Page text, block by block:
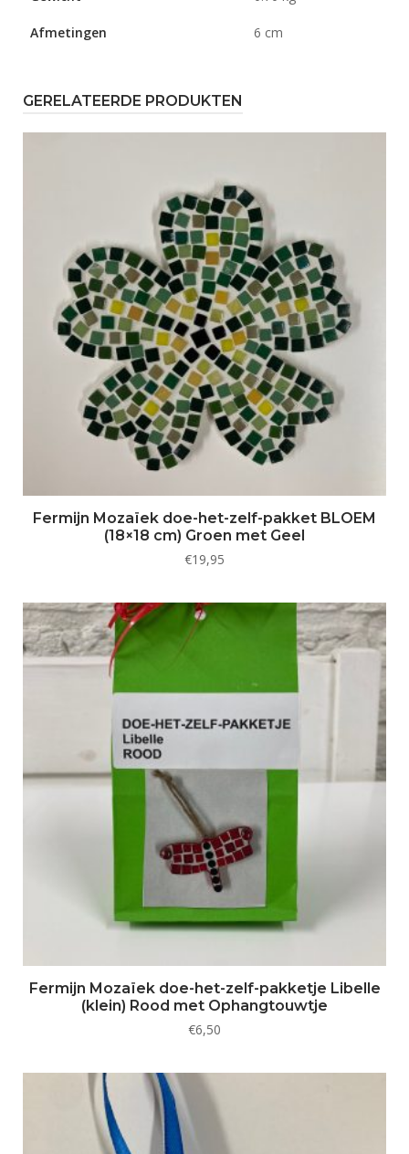
Afmetingen 6 cm
GERELATEERDE PRODUKTEN
Fermijn Mozaïek doe-het-zelf-pakket BLOEM
(18×18 cm) Groen met Geel
€19,95
Fermijn Mozaïek doe-het-zelf-pakketje Libelle
(klein) Rood met Ophangtouwtje
€6,50